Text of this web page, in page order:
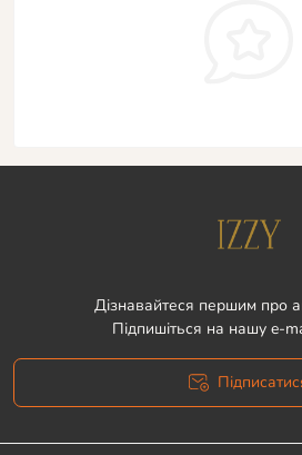
Дізнавайтеся першим про
Підпишіться на нашу e-